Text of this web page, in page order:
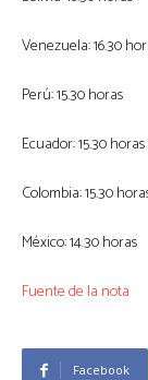
Venezuela: 16.30
Perú: 15.30 horas
Ecuador: 15.30 horas
Colombia: 15.30
México: 14.30 horas
Fuente de la nota
Facebook